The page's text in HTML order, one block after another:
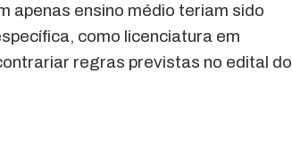
apenas ensino médio teriam sido
como licenciatura em
regras previstas no edital do